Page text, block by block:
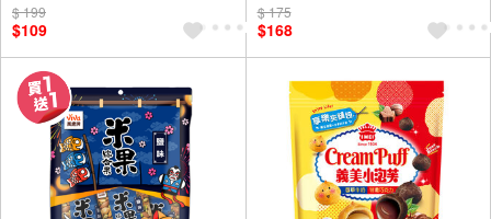
$ 199
$109
$ 175
$168